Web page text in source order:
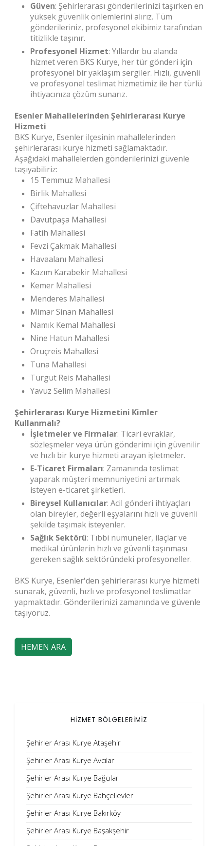
Güven: Şehirlerarası gönderilerinizi taşırken en
yüksek güvenlik önlemlerini alırız. Tüm
gönderileriniz, profesyonel ekibimiz tarafından
titizlikle taşınır.
Profesyonel Hizmet: Yıllardır bu alanda
hizmet veren BKS Kurye, her tür gönderi için
profesyonel bir yaklaşım sergiler. Hızlı, güvenli
ve profesyonel teslimat hizmetimiz ile her türlü
ihtiyacınıza çözüm sunarız.
Esenler Mahallelerinden Şehirlerarası Kurye
Hizmeti
BKS Kurye, Esenler ilçesinin mahallelerinden
şehirlerarası kurye hizmeti sağlamaktadır.
Aşağıdaki mahallelerden gönderilerinizi güvenle
taşıyabiliriz:
15 Temmuz Mahallesi
Birlik Mahallesi
Çiftehavuzlar Mahallesi
Davutpaşa Mahallesi
Fatih Mahallesi
Fevzi Çakmak Mahallesi
Havaalanı Mahallesi
Kazım Karabekir Mahallesi
Kemer Mahallesi
Menderes Mahallesi
Mimar Sinan Mahallesi
Namık Kemal Mahallesi
Nine Hatun Mahallesi
Oruçreis Mahallesi
Tuna Mahallesi
Turgut Reis Mahallesi
Yavuz Selim Mahallesi
Şehirlerarası Kurye Hizmetini Kimler
Kullanmalı?
İşletmeler ve Firmalar: Ticari evraklar,
sözleşmeler veya ürün gönderimi için güvenilir
ve hızlı bir kurye hizmeti arayan işletmeler.
E-Ticaret Firmaları: Zamanında teslimat
yaparak müşteri memnuniyetini artırmak
isteyen e-ticaret şirketleri.
Bireysel Kullanıcılar: Acil gönderi ihtiyaçları
olan bireyler, değerli eşyalarını hızlı ve güvenli
şekilde taşımak isteyenler.
Sağlık Sektörü: Tıbbi numuneler, ilaçlar ve
medikal ürünlerin hızlı ve güvenli taşınması
gereken sağlık sektöründeki profesyoneller.
BKS Kurye, Esenler'den şehirlerarası kurye hizmeti
sunarak, güvenli, hızlı ve profesyonel teslimatlar
yapmaktadır. Gönderilerinizi zamanında ve güvenle
taşıyoruz.
HEMEN ARA
HİZMET BÖLGELERİMİZ
Şehirler Arası Kurye Ataşehir
Şehirler Arası Kurye Avcılar
Şehirler Arası Kurye Bağcılar
Şehirler Arası Kurye Bahçelievler
Şehirler Arası Kurye Bakırköy
Şehirler Arası Kurye Başakşehir